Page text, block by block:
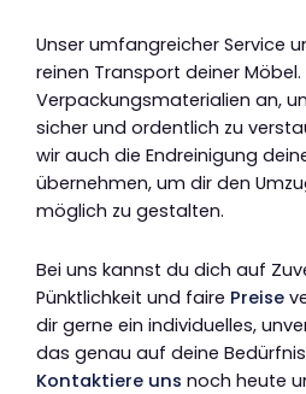
Unser umfangreicher Service
reinen Transport deiner
Verpackungsmaterialien an,
sicher und ordentlich zu
wir auch die Endreinigung
übernehmen, um dir den
möglich zu gestalten.
Bei uns kannst du dich auf
Pünktlichkeit und faire Preise
dir gerne ein individuelles,
das genau auf deine
Kontaktiere uns noch heute